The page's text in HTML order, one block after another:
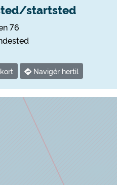
startsted
76
Navigér hertil